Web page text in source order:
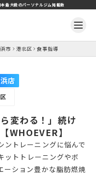
最大級のパーソナルジム掲載数
市 港北区 食事指導
店
変わる！」続け
WHOEVER】
ントレーニングに悩んで
ットトレーニングやボ
ーション豊かな脂肪燃焼